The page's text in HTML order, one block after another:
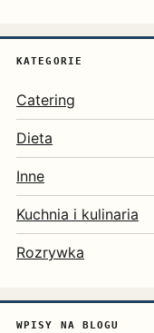
KATEGORIE
Catering
Dieta
Inne
Kuchnia i kulinaria
Rozrywka
WPISY NA BLOGU